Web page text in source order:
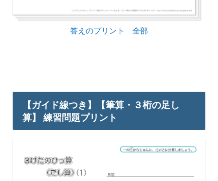
答えのプリント 全部
【ガイド線つき】【筆算・３桁の足し
算】 練習問題プリント